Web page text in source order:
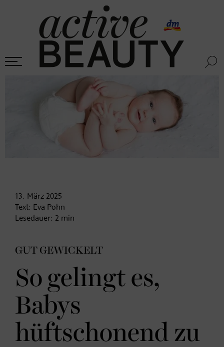
13. März 2025
Text: Eva Pohn
Lesedauer: 2 min
GUT GEWICKELT
So gelingt es,
Babys
hüftschonend zu